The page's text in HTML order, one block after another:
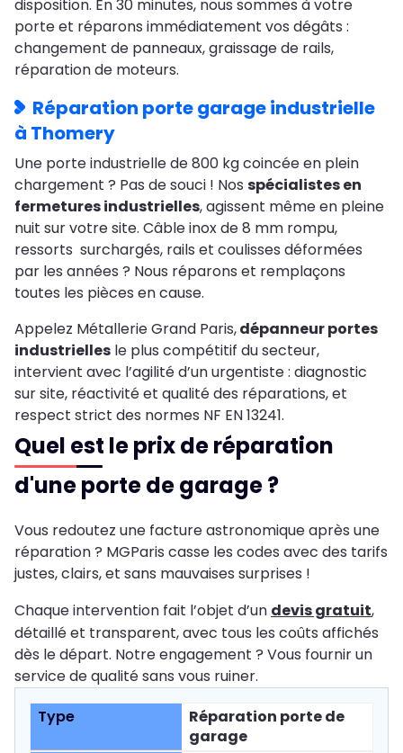
disposition. En 30 minutes, nous sommes à votre
porte et réparons immédiatement vos dégâts :
changement de panneaux, graissage de rails,
réparation de moteurs.
Réparation porte garage industrielle
à Thomery
Une porte industrielle de 800 kg coincée en plein
chargement ? Pas de souci ! Nos spécialistes en
fermetures industrielles, agissent même en pleine
nuit sur votre site. Câble inox de 8 mm rompu,
ressorts surchargés, rails et coulisses déformées
par les années ? Nous réparons et remplaçons
toutes les pièces en cause.
Appelez Métallerie Grand Paris,dépanneur portes
industrielles le plus compétitif du secteur,
intervient avec l’agilité d’un urgentiste : diagnostic
sur site, réactivité et qualité des réparations, et
respect strict des normes NF EN 13241.
Quel est le prix de réparation
d'une porte de garage ?
Vous redoutez une facture astronomique après une
réparation ? MGParis casse les codes avec des tarifs
justes, clairs, et sans mauvaises surprises !
Chaque intervention fait l’objet d’un devis gratuit,
détaillé et transparent, avec tous les coûts affichés
dès le départ. Notre engagement ? Vous fournir un
service de qualité sans vous ruiner.
Réparation porte de
garage